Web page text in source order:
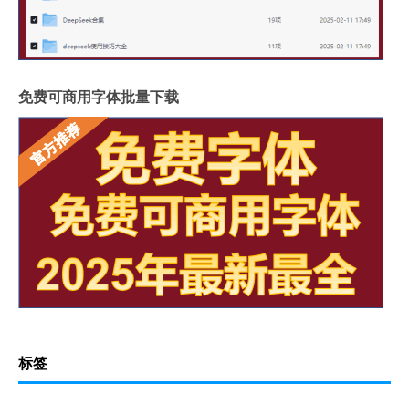
免费可商用字体批量下载
标签